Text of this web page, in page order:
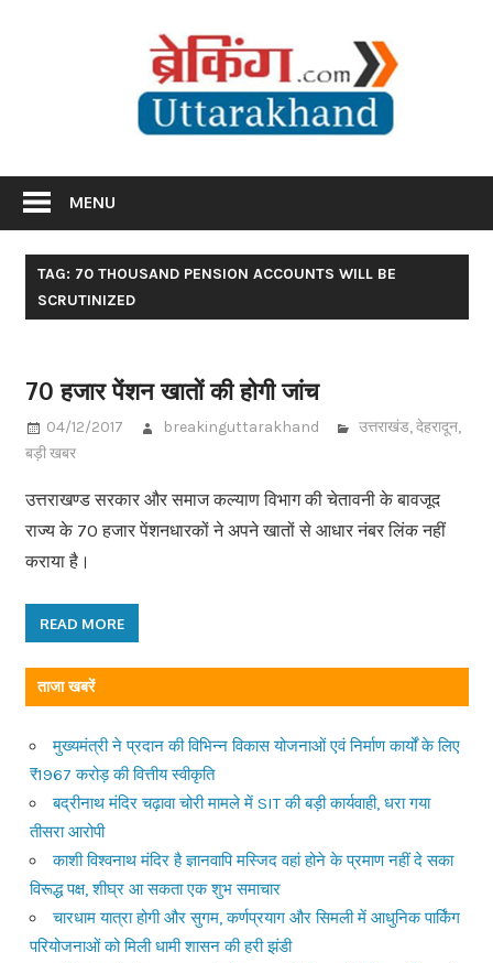
MENU
TAG: 70 THOUSAND PENSION ACCOUNTS WILL BE
SCRUTINIZED
70 हजार पेंशन खातों की होगी जांच
04/12/2017 breakinguttarakhand उत्तराखंड,देहरादून,
बड़ी खबर
उत्तराखण्ड सरकार और समाज कल्याण विभाग की चेतावनी के बावजूद
राज्य के 70 हजार पेंशनधारकों ने अपने खातों से आधार नंबर लिंक नहीं
कराया है।
READ MORE
ताजा खबरें
मुख्यमंत्री ने प्रदान की विभिन्न विकास योजनाओं एवं निर्माण कार्यों के लिए
₹1967 करोड़ की वित्तीय स्वीकृति
बद्रीनाथ मंदिर चढ़ावा चोरी मामले में SIT की बड़ी कार्यवाही, धरा गया
तीसरा आरोपी
काशी विश्वनाथ मंदिर है ज्ञानवापि मस्जिद वहां होने के प्रमाण नहीं दे सका
विरूद्ध पक्ष, शीघ्र आ सकता एक शुभ समाचार
चारधाम यात्रा होगी और सुगम, कर्णप्रयाग और सिमली में आधुनिक पार्किंग
परियोजनाओं को मिली धामी शासन की हरी झंडी